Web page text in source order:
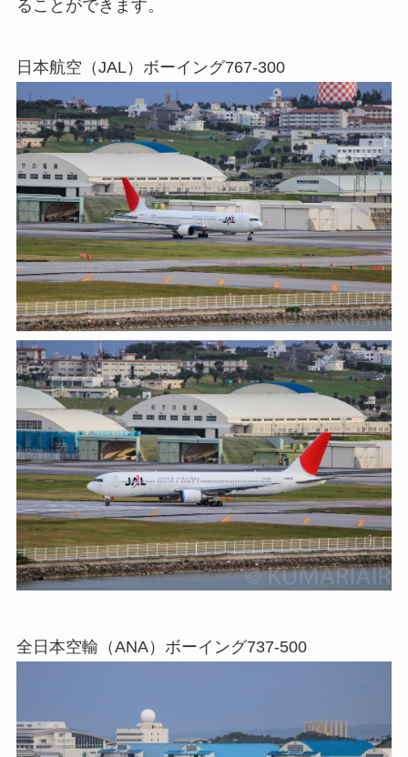
ることができます。
日本航空（JAL）ボーイング767-300
全日本空輸（ANA）ボーイング737-500